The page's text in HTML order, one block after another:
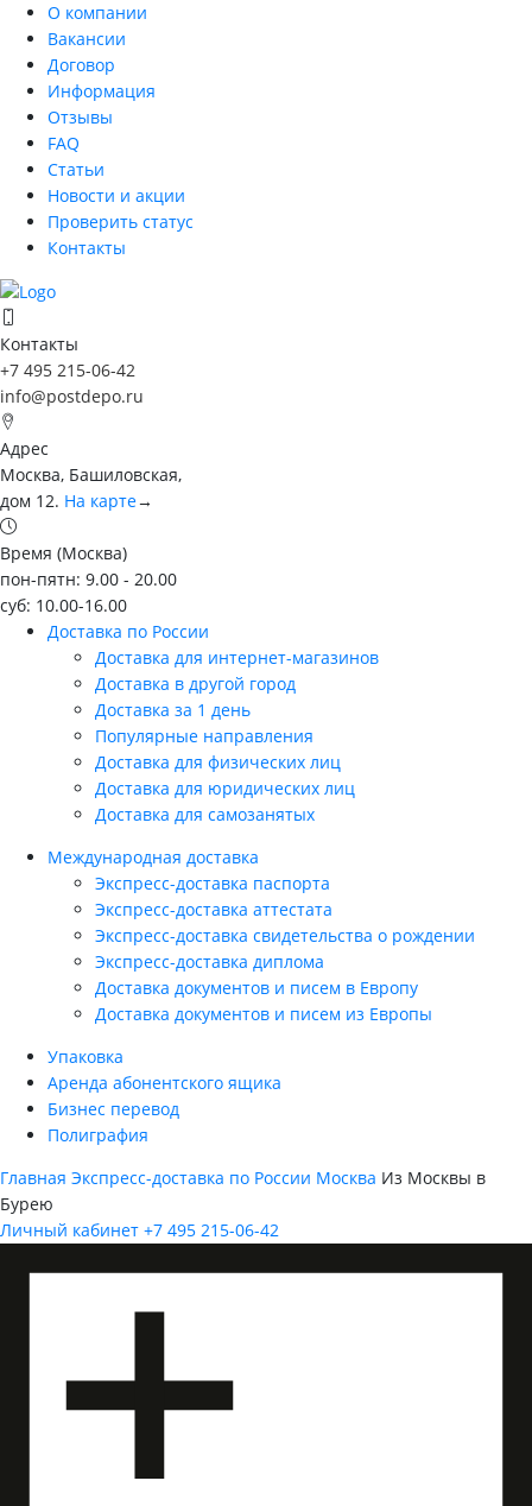
О компании
Вакансии
Договор
Информация
Отзывы
FAQ
Статьи
Новости и акции
Проверить статус
Контакты
Контакты
+7 495 215-06-42
info@postdepo.ru
Адрес
Москва, Башиловская,
дом 12. На карте→
Время (Москва)
пон-пятн: 9.00 - 20.00
суб: 10.00-16.00
Доставка по России
Доставка для интернет-магазинов
Доставка в другой город
Доставка за 1 день
Популярные направления
Доставка для физических лиц
Доставка для юридических лиц
Доставка для самозанятых
Международная доставка
Экспресс-доставка паспорта
Экспресс-доставка аттестата
Экспресс-доставка свидетельства о рождении
Экспресс-доставка диплома
Доставка документов и писем в Европу
Доставка документов и писем из Европы
Упаковка
Аренда абонентского ящика
Бизнес перевод
Полиграфия
Главная Экспресс-доставка по России Москва Из Москвы в
Бурею
Личный кабинет +7 495 215-06-42